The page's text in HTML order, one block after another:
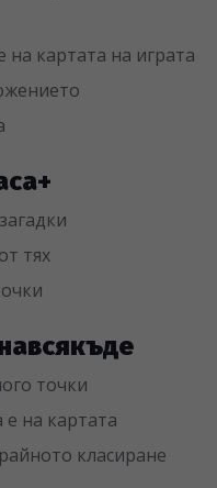
картата на играта
тях
точки
на картата
класиране